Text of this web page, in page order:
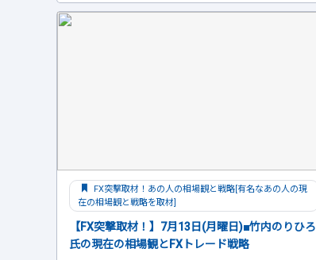
FX突撃取材！あの人の相場観と戦略[有名なあの人の現
在の相場観と戦略を取材]
【FX突撃取材！】7月13日(月曜日)■竹内のりひろ
氏の現在の相場観とFXトレード戦略